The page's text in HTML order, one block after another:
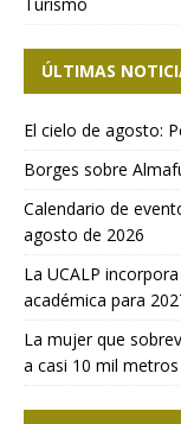
Turismo
ÚLTIMAS
El cielo de agosto:
Borges sobre
Calendario de
agosto de 2026
La UCALP
académica para
La mujer que
a casi 10 mil